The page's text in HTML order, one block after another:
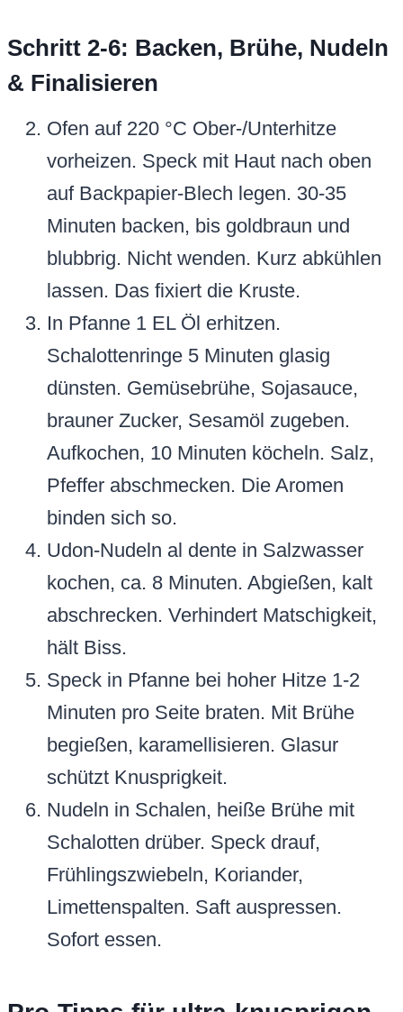
Schritt 2-6: Backen, Brühe, Nudeln
& Finalisieren
Ofen auf 220 °C Ober-/Unterhitze
vorheizen. Speck mit Haut nach oben
auf Backpapier-Blech legen. 30-35
Minuten backen, bis goldbraun und
blubbrig. Nicht wenden. Kurz abkühlen
lassen. Das fixiert die Kruste.
In Pfanne 1 EL Öl erhitzen.
Schalottenringe 5 Minuten glasig
dünsten. Gemüsebrühe, Sojasauce,
brauner Zucker, Sesamöl zugeben.
Aufkochen, 10 Minuten köcheln. Salz,
Pfeffer abschmecken. Die Aromen
binden sich so.
Udon-Nudeln al dente in Salzwasser
kochen, ca. 8 Minuten. Abgießen, kalt
abschrecken. Verhindert Matschigkeit,
hält Biss.
Speck in Pfanne bei hoher Hitze 1-2
Minuten pro Seite braten. Mit Brühe
begießen, karamellisieren. Glasur
schützt Knusprigkeit.
Nudeln in Schalen, heiße Brühe mit
Schalotten drüber. Speck drauf,
Frühlingszwiebeln, Koriander,
Limettenspalten. Saft auspressen.
Sofort essen.